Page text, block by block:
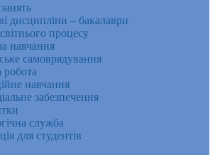
дисципліни – бакалаври
процесу
навчання
самоврядування
навчання
забезпечення
служба
для студентів